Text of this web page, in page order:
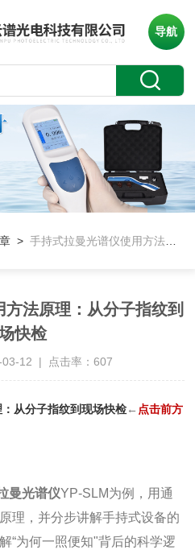
导航
>手持式拉曼光谱仪使用方法原理：从分子指纹到现场快检
法原理：从分子指纹到
快检
03-12 | 点击率：607
从分子指纹到现场快检← 点击前方
曼光谱仪YP-SLM为例，用通
理，并分步讲解手持式设备的
“为何一照便知"背后的科学逻